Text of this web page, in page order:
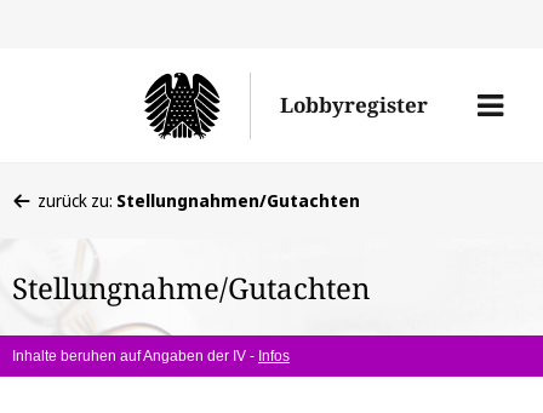
Lobbyregister
Menü
befinden
hier:
zurück zu: Stellungnahmen/Gutachten
Stellungnahme/Gutachten
Inhalte beruhen auf Angaben der IV - Infos